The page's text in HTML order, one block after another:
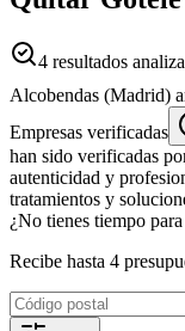
4 resultados
Alcobendas (Madrid)
Empresas verificadas
han sido verificadas
autenticidad y
tratamientos y
¿No tienes tiempo
Recibe hasta 4